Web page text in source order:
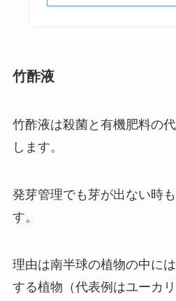
竹酢液
竹酢液は殺菌と有機肥料の
します。
発芽管理でも芽が出ない時
す。
理由は南半球の植物の中に
する植物（代表例はユーカ